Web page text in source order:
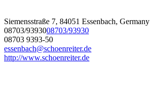
Siemensstraße 7, 84051 Essenbach, Germany
08703/9393008703/93930
08703 9393-50
essenbach@schoenreiter.de
http://www.schoenreiter.de